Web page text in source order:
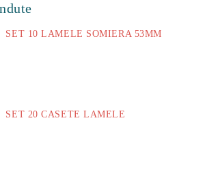
SET 10 LAMELE SOMIERA 53MM
SET 20 CASETE LAMELE